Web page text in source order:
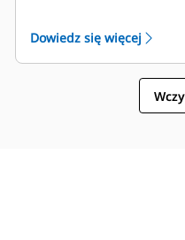
kamieniom ogranicza
łyżki, zmniejszając
wysięgnika/ramienia
Caterpillar oferuje
Dowiedz się więcej